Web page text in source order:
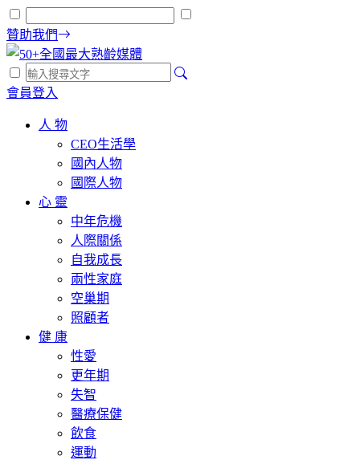
贊助我們
會員登入
人 物
CEO生活學
國內人物
國際人物
心 靈
中年危機
人際關係
自我成長
兩性家庭
空巢期
照顧者
健 康
性愛
更年期
失智
醫療保健
飲食
運動